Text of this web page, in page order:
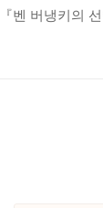
버냉키의 선